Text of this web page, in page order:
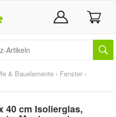
& Bauelemente › Fenster ›
40 cm Isolierglas,